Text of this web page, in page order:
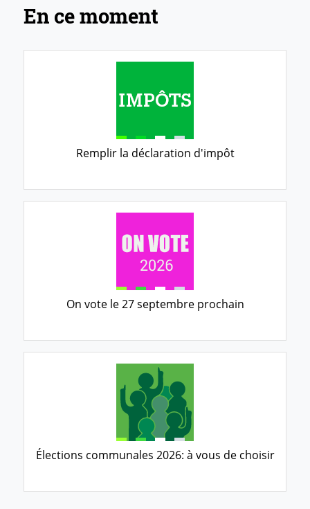
En ce moment
Remplir la déclaration d'impôt
On vote le 27 septembre prochain
Élections communales 2026: à vous de choisir